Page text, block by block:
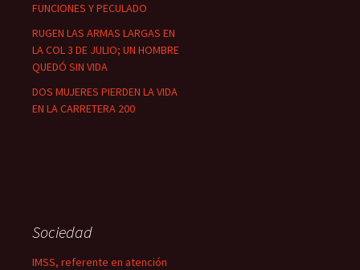
FUNCIONES Y PECULADO
RUGEN LAS ARMAS LARGAS EN
LA COL 3 DE JULIO; UN HOMBRE
QUEDÓ SIN VIDA
DOS MUJERES PIERDEN LA VIDA
EN LA CARRETERA 200
Sociedad
IMSS, referente en atención